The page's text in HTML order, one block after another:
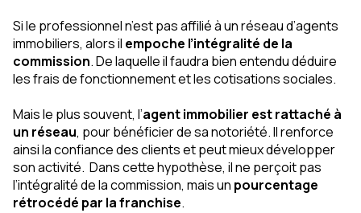
Si le professionnel n’est pas affilié à un réseau d’agents
immobiliers, alors il empoche l’intégralité de la
commission. De laquelle il faudra bien entendu déduire
les frais de fonctionnement et les cotisations sociales.
Mais le plus souvent, l’agent immobilier est rattaché à
un réseau, pour bénéficier de sa notoriété. Il renforce
ainsi la confiance des clients et peut mieux développer
son activité. Dans cette hypothèse, il ne perçoit pas
l’intégralité de la commission, mais un pourcentage
rétrocédé par la franchise.